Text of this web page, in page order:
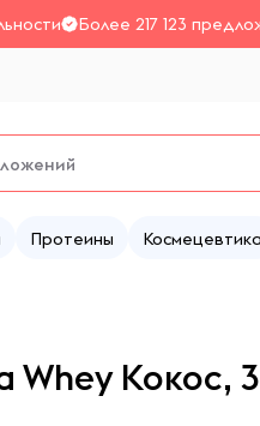
Более 217 123
Протеины Космецевтика
Кокос,